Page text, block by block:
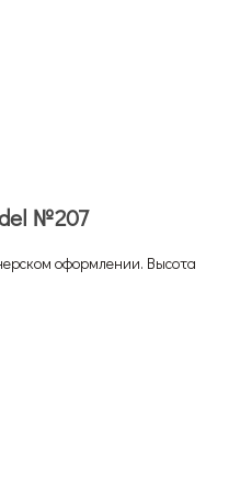
№207
оформлении. Высота